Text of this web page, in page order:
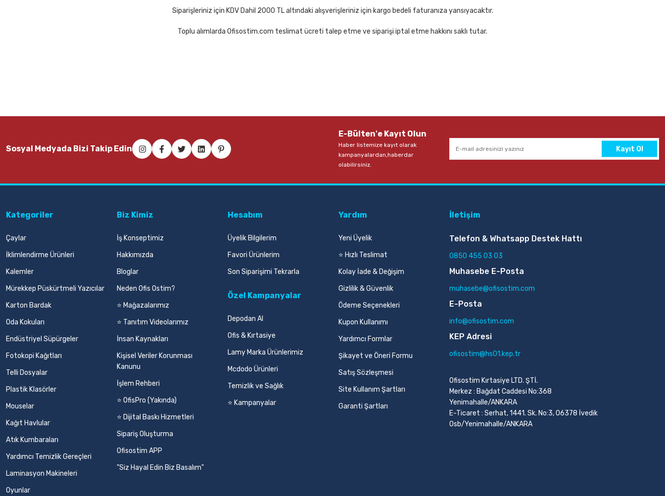
Serve SV-8220-BRD Compass Bordo Çoklu Kartvizitlik Serve SV-8220-DMN Compass Dumanlı Çoklu Kartvizitlik Faber Castell 1423 Siyah Tükenmez Kalem
11,00 TL
11,00 TL
Siparişleriniz için KDV Dahil 2000 TL altındaki alışverişleriniz için kargo bedeli faturanıza yansıyacaktır.
Toplu alımlarda Ofisostim.com teslimat ücreti talep etme ve siparişi iptal etme hakkını saklı tutar.
Sosyal Medyada Bizi Takip Edin
E-Bülten'e Kayıt Olun
Haber listemize kayıt olarak
kampanyalardan,haberdar
olabilirsiniz.
Kayıt Ol
Kategoriler
Çaylar
İklimlendirme Ürünleri
Kalemler
Mürekkep Püskürtmeli Yazıcılar
Karton Bardak
Oda Kokuları
Endüstriyel Süpürgeler
Fotokopi Kağıtları
Telli Dosyalar
Plastik Klasörler
Mouselar
Kağıt Havlular
Atık Kumbaraları
Yardımcı Temizlik Gereçleri
Laminasyon Makineleri
Oyunlar
Biz Kimiz
İş Konseptimiz
Hakkımızda
Bloglar
Neden Ofis Ostim?
⭐ Mağazalarımız
⭐ Tanıtım Videolarımız
İnsan Kaynakları
Kişisel Veriler Korunması
Kanunu
İşlem Rehberi
⭐ OfisPro (Yakında)
⭐ Dijital Baskı Hizmetleri
Sipariş Oluşturma
Ofisostim APP
"Siz Hayal Edin Biz Basalım"
Hesabım
Üyelik Bilgilerim
Favori Ürünlerim
Son Siparişimi Tekrarla
Özel Kampanyalar
Depodan Al
Ofis & Kırtasiye
Lamy Marka Ürünlerimiz
Mcdodo Ürünleri
Temizlik ve Sağlık
⭐ Kampanyalar
Yardım
Yeni Üyelik
⭐ Hızlı Teslimat
Kolay İade & Değişim
Gizlilik & Güvenlik
Ödeme Seçenekleri
Kupon Kullanımı
Yardımcı Formlar
Şikayet ve Öneri Formu
Satış Sözleşmesi
Site Kullanım Şartları
Garanti Şartları
İletişim
Telefon & Whatsapp Destek Hattı
0850 455 03 03
Muhasebe E-Posta
muhasebe@ofisostim.com
E-Posta
info@ofisostim.com
KEP Adresi
ofisostim@hs01.kep.tr
Ofisostim Kırtasiye LTD. ŞTİ.
Merkez : Bağdat Caddesi No:368
Yenimahalle/ANKARA
E-Ticaret : Serhat, 1441. Sk. No:3, 06378 İvedik
Osb/Yenimahalle/ANKARA